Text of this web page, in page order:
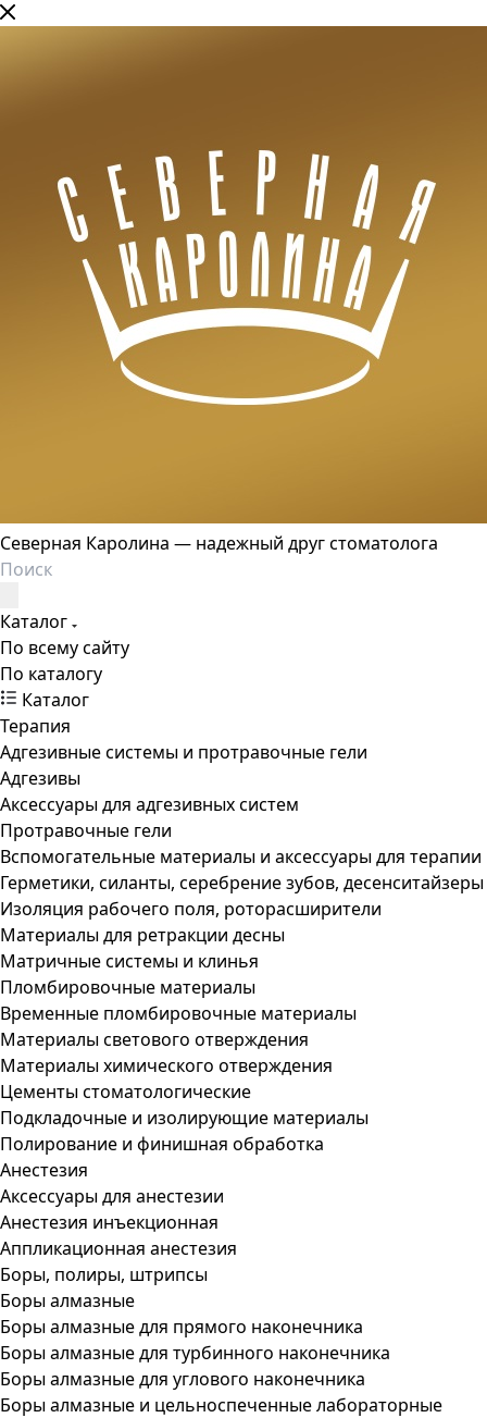
Северная Каролина — надежный друг стоматолога
Каталог
По всему сайту
По каталогу
Каталог
Терапия
Адгезивные системы и протравочные гели
Адгезивы
Аксессуары для адгезивных систем
Протравочные гели
Вспомогательные материалы и аксессуары для терапии
Герметики, силанты, серебрение зубов, десенситайзеры
Изоляция рабочего поля, роторасширители
Материалы для ретракции десны
Матричные системы и клинья
Пломбировочные материалы
Временные пломбировочные материалы
Материалы светового отверждения
Материалы химического отверждения
Цементы стоматологические
Подкладочные и изолирующие материалы
Полирование и финишная обработка
Анестезия
Аксессуары для анестезии
Анестезия инъекционная
Аппликационная анестезия
Боры, полиры, штрипсы
Боры алмазные
Боры алмазные для прямого наконечника
Боры алмазные для турбинного наконечника
Боры алмазные для углового наконечника
Боры алмазные и цельноспеченные лабораторные